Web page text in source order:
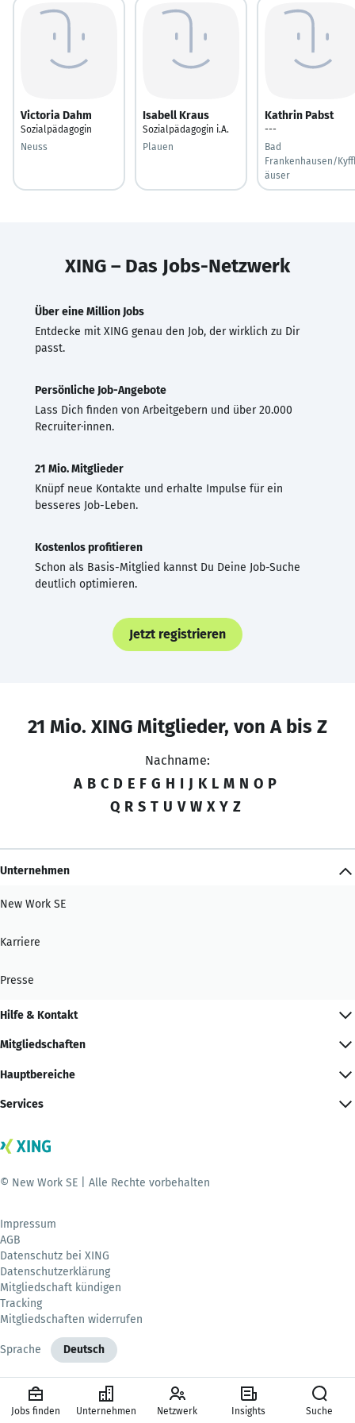
Victoria Dahm
Sozialpädagogin
Neuss
Isabell Kraus
Sozialpädagogin i.A.
Plauen
Kathrin Pabst
---
Bad
Frankenhausen/
äuser
XING – Das Jobs-Netzwerk
Über eine Million Jobs
Entdecke mit XING genau den Job, der wirklich zu Dir
passt.
Persönliche Job-Angebote
Lass Dich finden von Arbeitgebern und über 20.000
Recruiter·innen.
21 Mio. Mitglieder
Knüpf neue Kontakte und erhalte Impulse für ein
besseres Job-Leben.
Kostenlos profitieren
Schon als Basis-Mitglied kannst Du Deine Job-Suche
deutlich optimieren.
Jetzt registrieren
21 Mio. XING Mitglieder, von A bis Z
Nachname:
A B C D E F G H I J K L M N O P
Q R S T U V W X Y Z
Unternehmen
New Work SE
Karriere
Presse
Hilfe & Kontakt
Mitgliedschaften
Hauptbereiche
Services
© New Work SE | Alle Rechte vorbehalten
Impressum
AGB
Datenschutz bei XING
Datenschutzerklärung
Mitgliedschaft kündigen
Tracking
Mitgliedschaften widerrufen
Sprache Deutsch
Jobs finden Unternehmen Netzwerk Insights Suche